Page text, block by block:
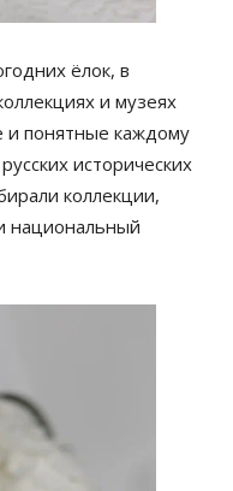
ёлок, в
и музеях
и понятные каждому
исторических
коллекции,
национальный